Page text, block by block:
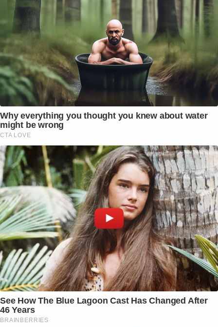
Why everything you thought you knew about water
might be wrong
CTA LOVE
See How The Blue Lagoon Cast Has Changed After
46 Years
BRAINBERRIES